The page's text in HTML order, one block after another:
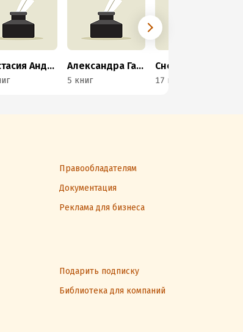
Анастасия Андерсон Александра Гаршина
5 книг 17 книг
Правообладателям
Документация
Реклама для бизнеса
Подарить подписку
Библиотека для компаний